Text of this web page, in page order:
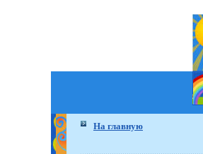
На главную